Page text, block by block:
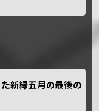
新緑五月の最後の